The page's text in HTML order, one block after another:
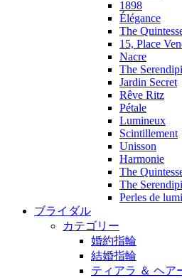
1898
Élégance
The
15, Place
Nacre
The
Jardin Secret
Rêve Ritz
Pétale
Lumineux
Scintillement
Unisson
Harmonie
The
The
Perles de
ブライダル
カテゴリー
婚約指輪
結婚指輪
ティアラ ＆ ヘア